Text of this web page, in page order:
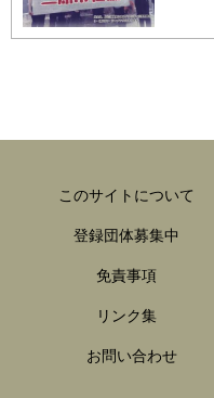
このサイトについて
登録団体募集中
免責事項
リンク集
お問い合わせ